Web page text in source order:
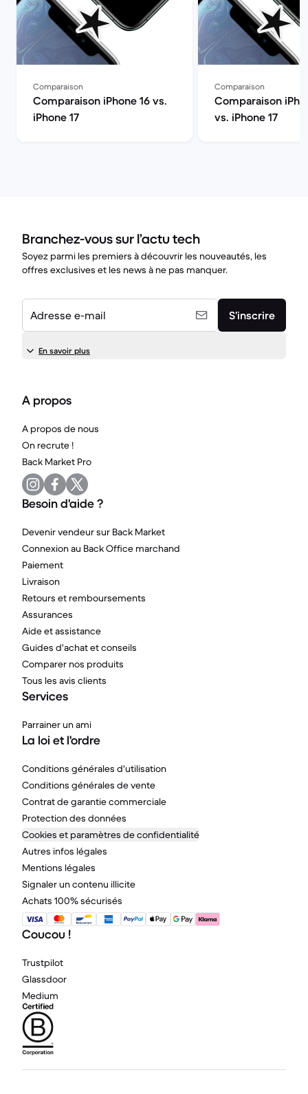
Comparaison
Comparaison iPhone 16 vs.
iPhone 17
Comparaison
Comparaison
vs. iPhone 17
Branchez-vous sur l’actu tech
Soyez parmi les premiers à découvrir les nouveautés, les
offres exclusives et les news à ne pas manquer.
Adresse e-mail S’inscrire
En savoir plus
A propos
A propos de nous
On recrute !
Back Market Pro
Besoin d'aide ?
Devenir vendeur sur Back Market
Connexion au Back Office marchand
Paiement
Livraison
Retours et remboursements
Assurances
Aide et assistance
Guides d'achat et conseils
Comparer nos produits
Tous les avis clients
Services
Parrainer un ami
La loi et l'ordre
Conditions générales d'utilisation
Conditions générales de vente
Contrat de garantie commerciale
Protection des données
Cookies et paramètres de confidentialité
Autres infos légales
Mentions légales
Signaler un contenu illicite
Achats 100% sécurisés
Coucou !
Trustpilot
Glassdoor
Medium